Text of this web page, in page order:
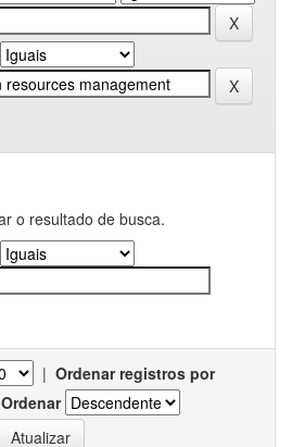
o resultado de busca.
| Ordenar registros por
Ordenar